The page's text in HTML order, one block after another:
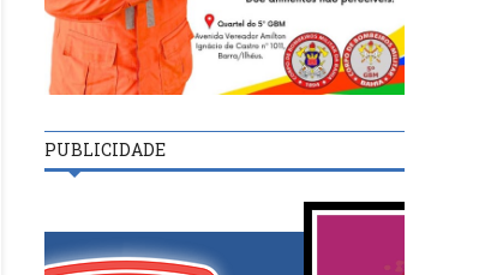
PUBLICIDADE